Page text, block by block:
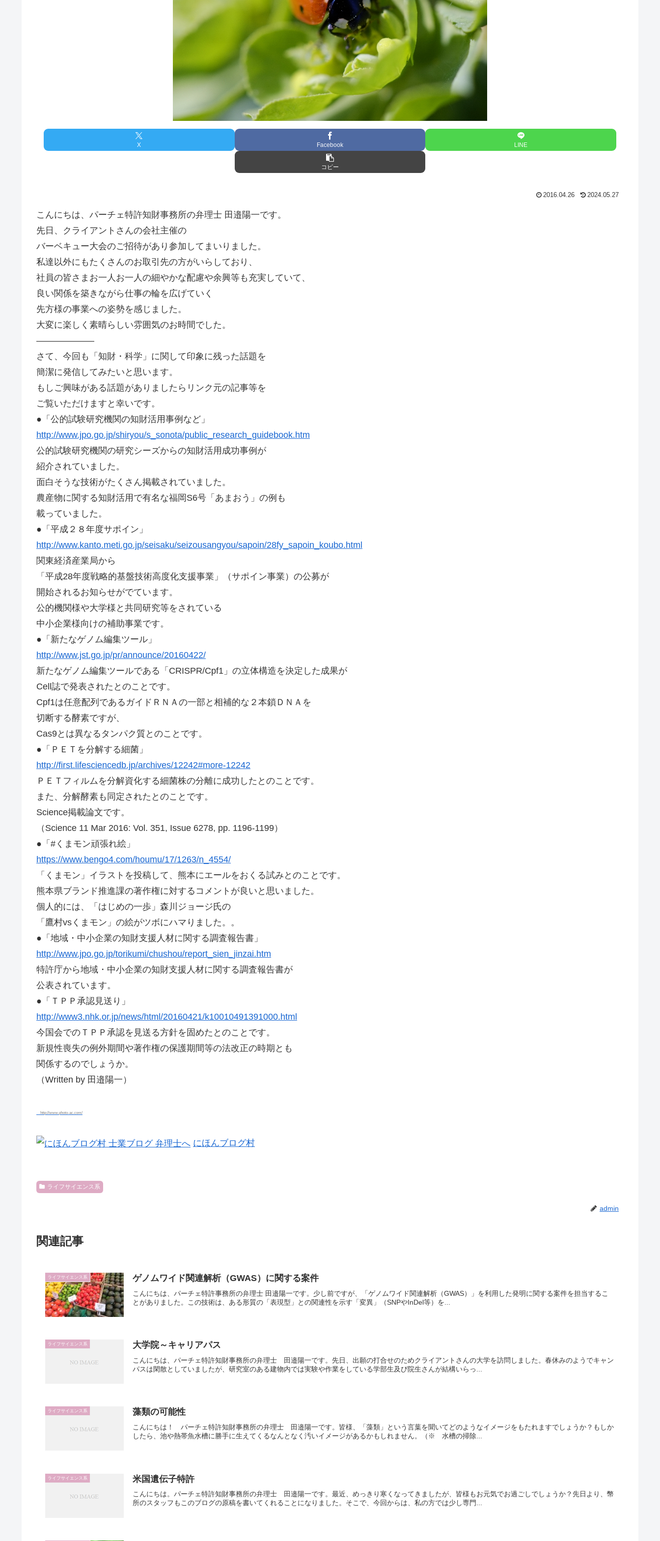
X Facebook LINE
コピー
2016.04.26 2024.05.27
こんにちは、パーチェ特許知財事務所の弁理士 田邉陽一です。
先日、クライアントさんの会社主催の
バーベキュー大会のご招待があり参加してまいりました。
私達以外にもたくさんのお取引先の方がいらしており、
社員の皆さまお一人お一人の細やかな配慮や余興等も充実していて、
良い関係を築きながら仕事の輪を広げていく
先方様の事業への姿勢を感じました。
大変に楽しく素晴らしい雰囲気のお時間でした。
——————–
さて、今回も「知財・科学」に関して印象に残った話題を
簡潔に発信してみたいと思います。
もしご興味がある話題がありましたらリンク元の記事等を
ご覧いただけますと幸いです。
●「公的試験研究機関の知財活用事例など」
http://www.jpo.go.jp/shiryou/s_sonota/public_research_guidebook.htm
公的試験研究機関の研究シーズからの知財活用成功事例が
紹介されていました。
面白そうな技術がたくさん掲載されていました。
農産物に関する知財活用で有名な福岡S6号「あまおう」の例も
載っていました。
●「平成２８年度サポイン」
http://www.kanto.meti.go.jp/seisaku/seizousangyou/sapoin/28fy_sapoin_koubo.html
関東経済産業局から
「平成28年度戦略的基盤技術高度化支援事業」（サポイン事業）の公募が
開始されるお知らせがでています。
公的機関様や大学様と共同研究等をされている
中小企業様向けの補助事業です。
●「新たなゲノム編集ツール」
http://www.jst.go.jp/pr/announce/20160422/
新たなゲノム編集ツールである「CRISPR/Cpf1」の立体構造を決定した成果が
Cell誌で発表されたとのことです。
Cpf1は任意配列であるガイドＲＮＡの一部と相補的な２本鎖ＤＮＡを
切断する酵素ですが、
Cas9とは異なるタンパク質とのことです。
●「ＰＥＴを分解する細菌」
http://first.lifesciencedb.jp/archives/12242#more-12242
ＰＥＴフィルムを分解資化する細菌株の分離に成功したとのことです。
また、分解酵素も同定されたとのことです。
Science掲載論文です。
（Science 11 Mar 2016: Vol. 351, Issue 6278, pp. 1196-1199）
●「#くまモン頑張れ絵」
https://www.bengo4.com/houmu/17/1263/n_4554/
「くまモン」イラストを投稿して、熊本にエールをおくる試みとのことです。
熊本県ブランド推進課の著作権に対するコメントが良いと思いました。
個人的には、「はじめの一歩」森川ジョージ氏の
「鷹村vsくまモン」の絵がツボにハマりました。。
●「地域・中小企業の知財支援人材に関する調査報告書」
http://www.jpo.go.jp/torikumi/chushou/report_sien_jinzai.htm
特許庁から地域・中小企業の知財支援人材に関する調査報告書が
公表されています。
●「ＴＰＰ承認見送り」
http://www3.nhk.or.jp/news/html/20160421/k10010491391000.html
今国会でのＴＰＰ承認を見送る方針を固めたとのことです。
新規性喪失の例外期間や著作権の保護期間等の法改正の時期とも
関係するのでしょうか。
（Written by 田邉陽一）
http://www.photo-ac.com/
にほんブログ村
ライフサイエンス系
admin
関連記事
ライフサイエンス系 ゲノムワイド関連解析（GWAS）に関する案件
こんにちは、パーチェ特許事務所の弁理士 田邉陽一です。少し前ですが、「ゲノムワイド関連解析（GWAS）」を利用した発明に関する案件を担当するこ
とがありました。この技術は、ある形質の「表現型」との関連性を示す「変異」（SNPやInDel等）を...
ライフサイエンス系 大学院～キャリアパス
こんにちは、パーチェ特許知財事務所の弁理士 田邉陽一です。先日、出願の打合せのためクライアントさんの大学を訪問しました。春休みのようでキャン
パスは閑散としていましたが、研究室のある建物内では実験や作業をしている学部生及び院生さんが結構いらっ...
ライフサイエンス系 藻類の可能性
こんにちは！ パーチェ特許知財事務所の弁理士 田邉陽一です。皆様、「藻類」という言葉を聞いてどのようなイメージをもたれますでしょうか？もしか
したら、池や熱帯魚水槽に勝手に生えてくるなんとなく汚いイメージがあるかもしれません。（※ 水槽の掃除...
ライフサイエンス系 米国遺伝子特許
こんにちは。パーチェ特許知財事務所の弁理士 田邉陽一です。最近、めっきり寒くなってきましたが、皆様もお元気でお過ごしでしょうか？先日より、幣
所のスタッフもこのブログの原稿を書いてくれることになりました。そこで、今回からは、私の方では少し専門...